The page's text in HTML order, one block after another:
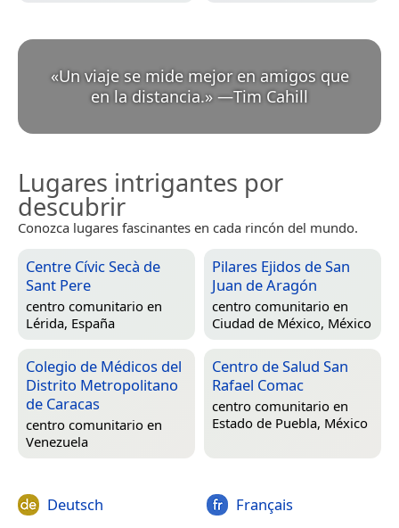
«Un viaje se mide mejor en amigos que
en la distancia.» —Tim Cahill
Lugares intrigantes por
descubrir
Conozca lugares fascinantes en cada rincón del mundo.
Centre Cívic Secà de
Sant Pere
centro comunitario en
Lérida, España
Pilares Ejidos de San
Juan de Aragón
centro comunitario en
Ciudad de México, México
Colegio de Médicos del
Distrito Metropolitano
de Caracas
centro comunitario en
Venezuela
Centro de Salud San
Rafael Comac
centro comunitario en
Estado de Puebla, México
Deutsch Français